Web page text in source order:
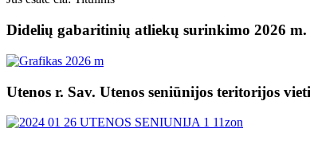
Didelių gabaritinių atliekų surinkimo 2026
Utenos r. Sav. Utenos seniūnijos teritorijos